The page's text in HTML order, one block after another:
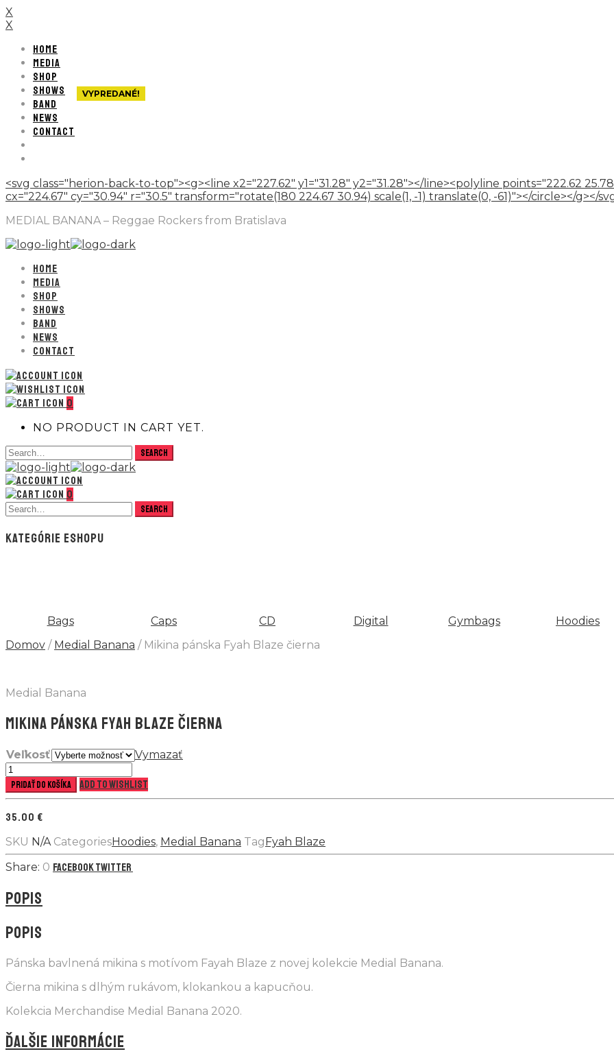
X
X
HOME
MEDIA
SHOP
SHOWS
BAND
NEWS
CONTACT
<svg class="herion-back-to-top"><g><line x2="227.62" y1="31.28" y2="31.28"></line><polyline points="222.62
cx="224.67" cy="30.94" r="30.5" transform="rotate(180 224.67 30.94) scale(1, -1) translate(0, -61)"></circle></g></
MEDIAL BANANA – Reggae Rockers from Bratislava
HOME
MEDIA
SHOP
SHOWS
BAND
NEWS
CONTACT
0
NO PRODUCT IN CART YET.
0
KATEGÓRIE ESHOPU
Bags Caps CD Digital Gymbags Hoodies
Domov / Medial Banana / Mikina pánska Fyah Blaze čierna
Medial Banana
MIKINA PÁNSKA FYAH BLAZE ČIERNA
Veľkosť
Vymazať
množstvo
Mikina
pánska
Blaze
Pridať do košíka Add to wishlist
35.00 €
SKU N/A CategoriesHoodies, Medial Banana Tag Fyah Blaze
0 FacebookTwitter
POPIS
POPIS
Pánska bavlnená mikina s motívom Fayah Blaze z novej kolekcie Medial Banana.
Čierna mikina s dlhým rukávom, klokankou a kapucňou.
Kolekcia Merchandise Medial Banana 2020.
ĎALŠIE INFORMÁCIE
VYPREDANÉ!